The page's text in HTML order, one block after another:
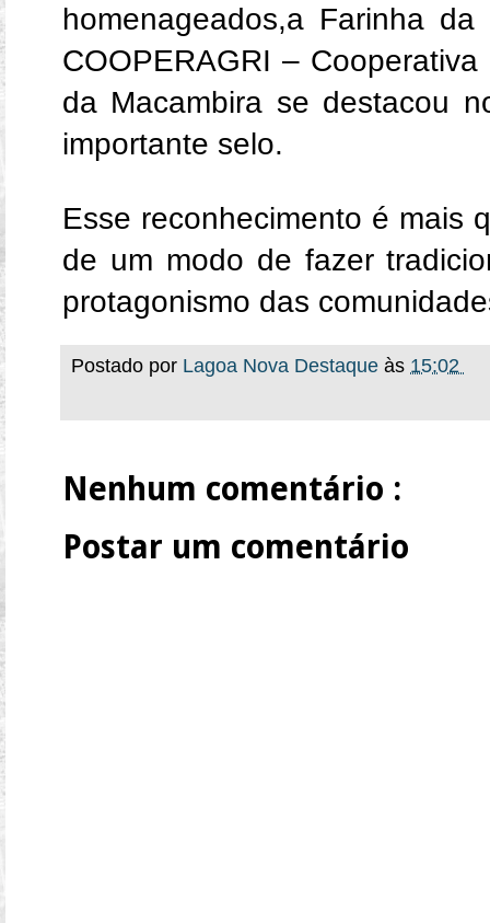
homenageados,a Farinha
COOPERAGRI –
da Macambira se destacou
importante selo.
Esse reconhecimento é mais
de um modo de fazer
protagonismo das
Postado por Lagoa Nova Destaque às 15:02
Nenhum comentário :
Postar um comentário